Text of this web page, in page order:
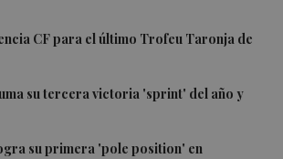
CF para el último Trofeu Taronja de
su tercera victoria 'sprint' del año y
su primera 'pole position' en